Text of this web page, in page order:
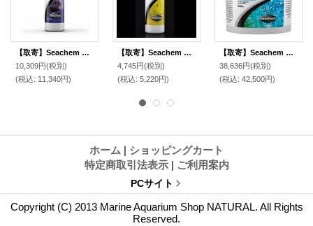
【取寄】Seachem プリスティン 1000ｍｌ
10,309円(税別)
(税込: 11,340円)
【取寄】Seachem アムガード 500ｍｌ
4,745円(税別)
(税込: 5,220円)
【取寄】Seachem デ・ナイトレイト 20L
38,636円(税別)
(税込: 42,500円)
ホーム | ショッピングカート
特定商取引法表示 | ご利用案内
PCサイト
Copyright (C) 2013 Marine Aquarium Shop NATURAL. All Rights
Reserved.